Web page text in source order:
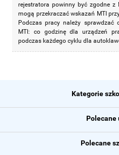
rejestratora powinny być zgodne z
mogą przekraczać wskazań MTI
Podczas pracy należy sprawdzać
MTI: co godzinę dla urządzeń
podczas każdego cyklu dla
Kategorie
Polecane
Polecane